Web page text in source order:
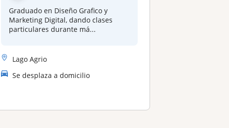
Graduado en Diseño Grafico y
Marketing Digital, dando clases
particulares durante má...
Lago Agrio
Se desplaza a domicilio